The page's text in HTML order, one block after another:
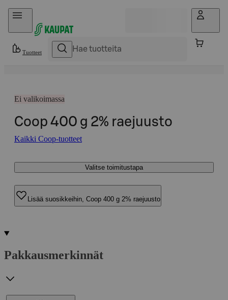
Hyppää sisältöön
Tuotteet
Ei valikoimassa
Coop 400 g 2% raejuusto
Kaikki Coop-tuotteet
Valitse toimitustapa
Lisää suosikkeihin, Coop 400 g 2% raejuusto
Pakkausmerkinnät